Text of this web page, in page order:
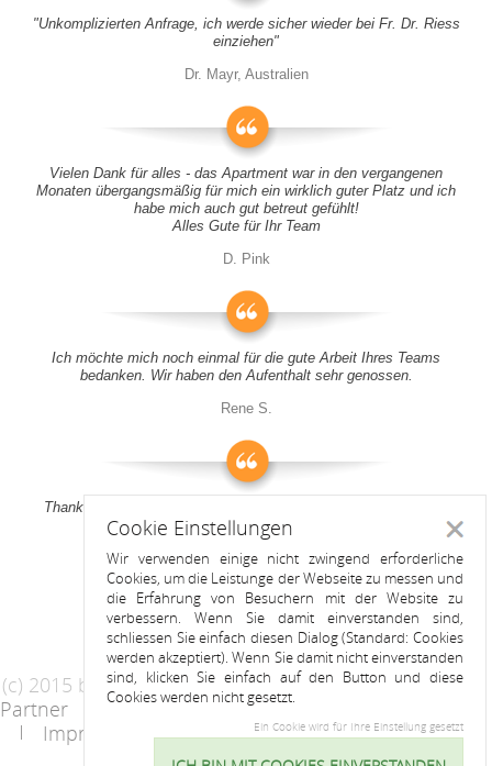
"Unkomplizierten Anfrage, ich werde sicher wieder bei Fr. Dr. Riess
einziehen"
Dr. Mayr, Australien
Vielen Dank für alles - das Apartment war in den vergangenen
Monaten übergangsmäßig für mich ein wirklich guter Platz und ich
habe mich auch gut betreut gefühlt!
Alles Gute für Ihr Team
D. Pink
Ich möchte mich noch einmal für die gute Arbeit Ihres Teams
bedanken. Wir haben den Aufenthalt sehr genossen.
Rene S.
Thank you all for your support! It was a pleasure to stay at your
apartment
Anitah S.
(c) 2015 by Riess Apartments
Partner
AGB
Datenschutzerklärung
Impressum
Kontakt
Cookie Einstellungen
Wir verwenden einige nicht zwingend erforderliche
Cookies, um die Leistunge der Webseite zu messen und
die Erfahrung von Besuchern mit der Website zu
verbessern. Wenn Sie damit einverstanden sind,
schliessen Sie einfach diesen Dialog (Standard: Cookies
werden akzeptiert). Wenn Sie damit nicht einverstanden
sind, klicken Sie einfach auf den Button und diese
Cookies werden nicht gesetzt.
Ein Cookie wird für Ihre Einstellung gesetzt